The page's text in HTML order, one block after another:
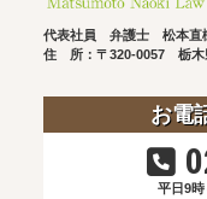
代表社員 弁護士 松本直
住 所：〒320-0057 栃木
お電
平日9